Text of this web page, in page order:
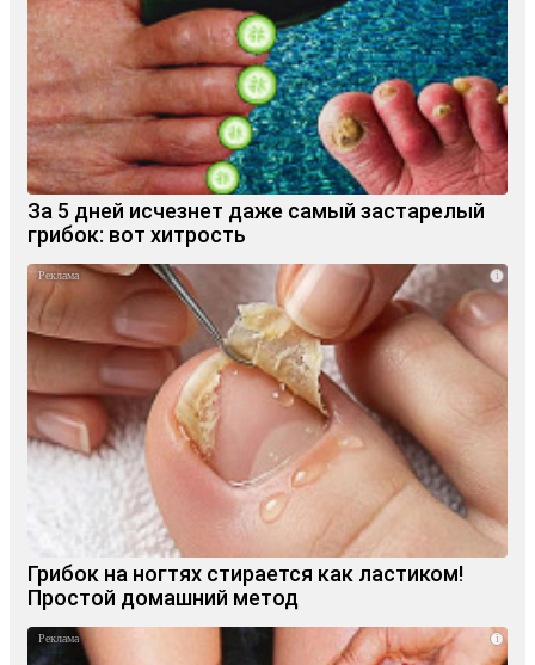
За 5 дней исчезнет даже самый застарелый
грибок: вот хитрость
i
Грибок на ногтях стирается как ластиком!
Простой домашний метод
i